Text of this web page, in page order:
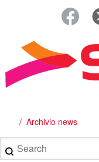
principale
Briciole
di
pane
Archivio news
Search